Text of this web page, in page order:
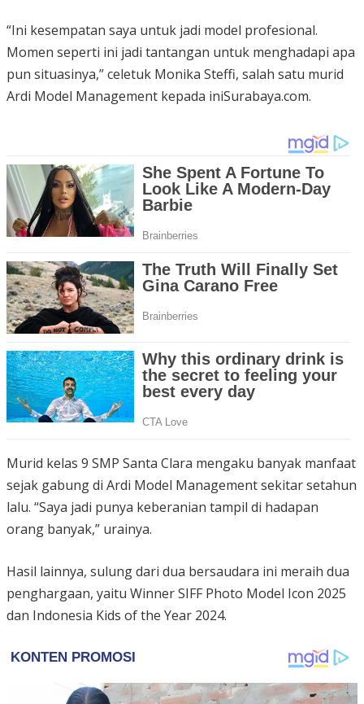
“Ini kesempatan saya untuk jadi model profesional.
Momen seperti ini jadi tantangan untuk menghadapi apa
pun situasinya,” celetuk Monika Steffi, salah satu murid
Ardi Model Management kepada iniSurabaya.com.
Murid kelas 9 SMP Santa Clara mengaku banyak manfaat
sejak gabung di Ardi Model Management sekitar setahun
lalu. “Saya jadi punya keberanian tampil di hadapan
orang banyak,” urainya.
Hasil lainnya, sulung dari dua bersaudara ini meraih dua
penghargaan, yaitu Winner SIFF Photo Model Icon 2025
dan Indonesia Kids of the Year 2024.